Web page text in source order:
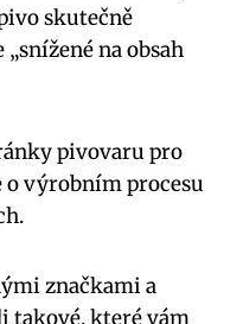
skutečně
na obsah
pivovaru pro
výrobním procesu
značkami a
takové, které vám